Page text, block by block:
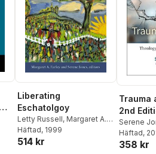
Liberating
Eschatolgoy
Letty Russell, Margaret A.
Farley,Serene Jones
Häftad, 1999
514 kr
Trauma
2nd
Serene
Häftad,
358 kr